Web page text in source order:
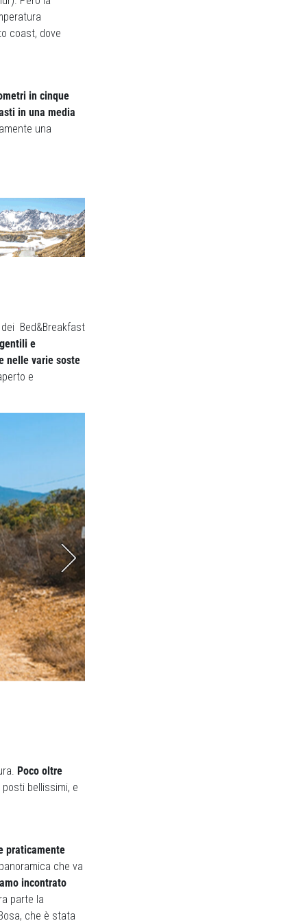
coast, dove
in cinque
in una media
una
Bed&Breakfast
e
nelle varie soste
e
Poco oltre
posti bellissimi, e
praticamente
che va
incontrato
parte la
che è stata